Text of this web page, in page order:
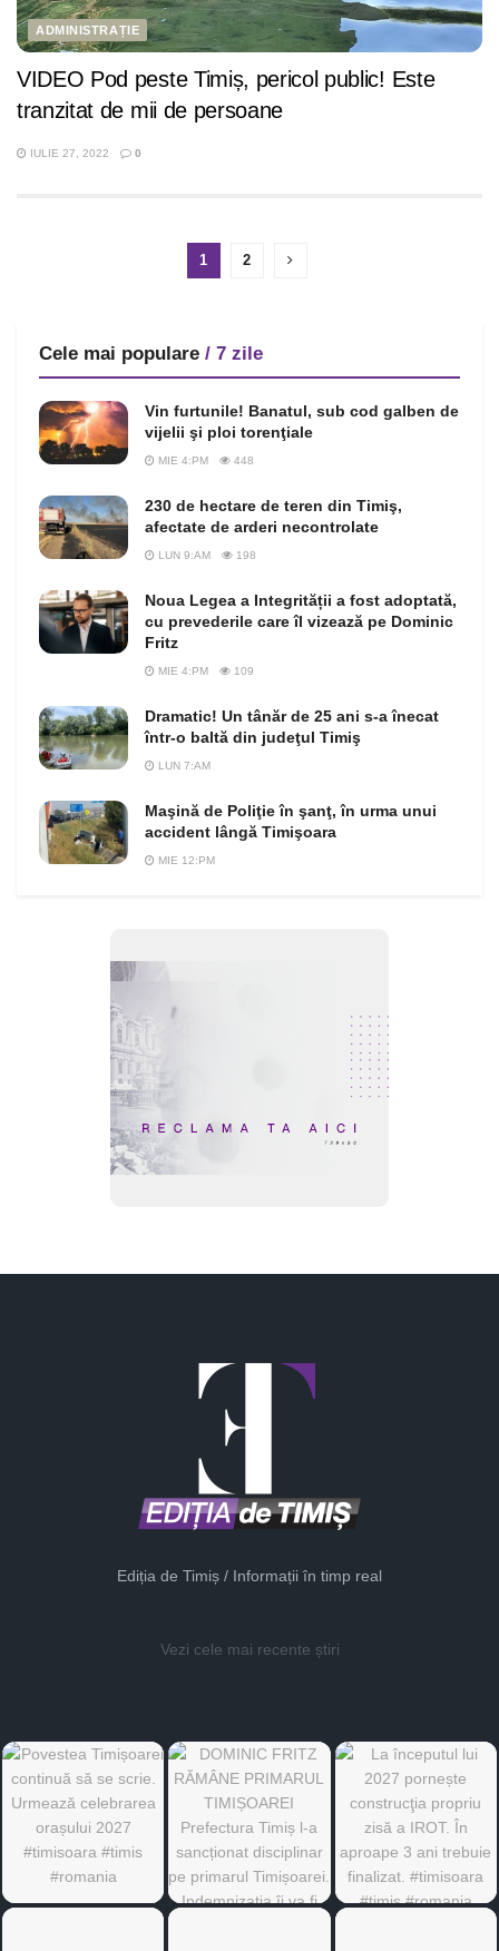
ADMINISTRAȚIE
VIDEO Pod peste Timiș, pericol public! Este
tranzitat de mii de persoane
IULIE 27, 2022 0
1 2
Cele mai populare / 7 zile
Vin furtunile! Banatul, sub cod galben de
vijelii şi ploi torenţiale
MIE 4:PM 448
230 de hectare de teren din Timiş,
afectate de arderi necontrolate
LUN 9:AM 198
Noua Legea a Integrității a fost adoptată,
cu prevederile care îl vizează pe Dominic
Fritz
MIE 4:PM 109
Dramatic! Un tânăr de 25 ani s-a înecat
într-o baltă din judeţul Timiş
LUN 7:AM
Maşină de Poliţie în şanţ, în urma unui
accident lângă Timişoara
MIE 12:PM
Ediția de Timiș / Informații în timp real
Vezi cele mai recente știri